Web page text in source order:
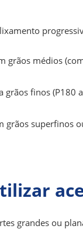
grãos médios
grãos finos (P180
grãos superfinos
grandes ou